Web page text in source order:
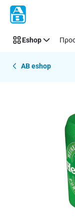
Παράλειψη
Eshop
AB eshop